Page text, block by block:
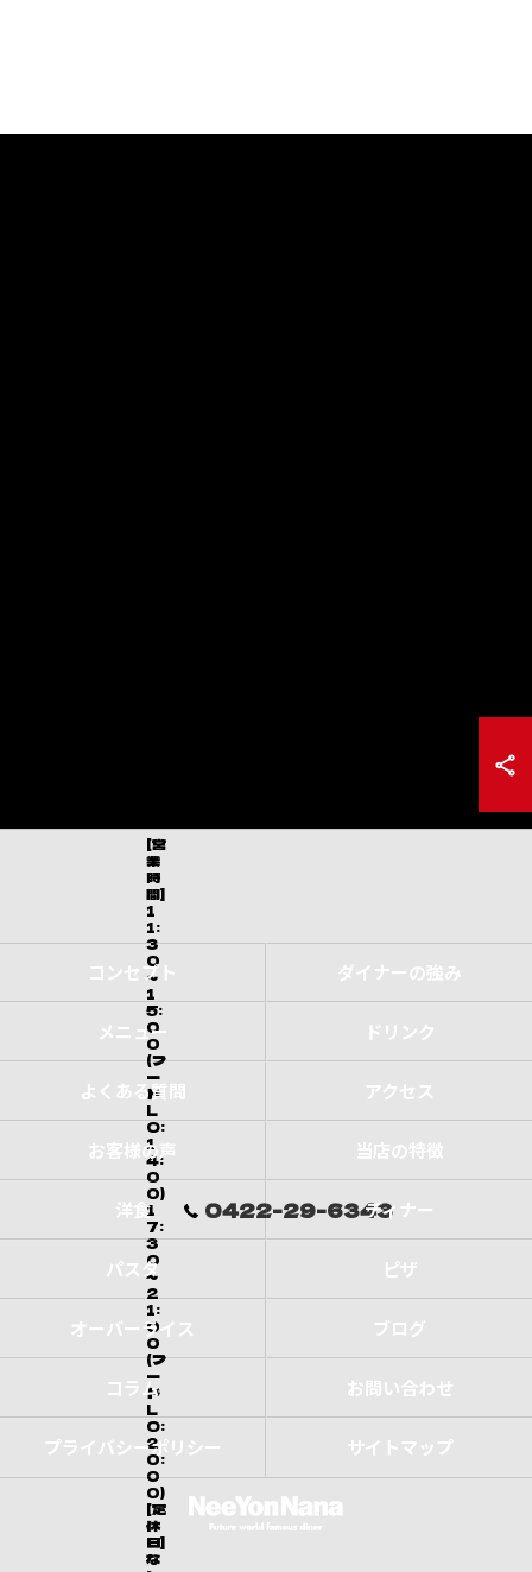
0422-29-6343
[営
業
時
間]
1
1:
3
0
～
1
5:
0
0
(フ
ー
ド
L
O:
1
4:
0
0)
1
7:
3
0
～
2
1:
0
0
(フ
ー
ド
L
O:
2
0:
0
0)
[定
休
日]
な
コンセプト ダイナーの強み
メニュー ドリンク
よくある質問 アクセス
お客様の声 当店の特徴
洋食 ディナー
パスタ ピザ
オーバーライス ブログ
コラム お問い合わせ
プライバシーポリシー サイトマップ